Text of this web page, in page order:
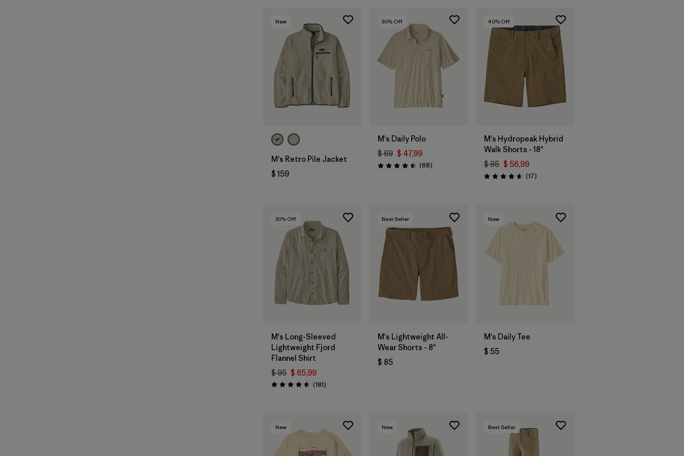
New
M's Retro Pile Jacket
$ 159
30% Off
M's Daily Polo
$ 69 $ 47,99
Valoración: 4.5 / 5
(68Comentarios
)
40% Off
M's Hydropeak Hybrid
Walk Shorts - 18"
$ 95 $ 56,99
Valoración: 4.6 / 5
(17Comentarios
)
30% Off
M's Long-Sleeved
Lightweight Fjord
Flannel Shirt
$ 95 $ 65,99
Valoración: 4.6 / 5
(181Comentarios
)
Best Seller
M's Lightweight All-
Wear Shorts - 8"
$ 85
New
M's Daily Tee
$ 55
New New Best Seller